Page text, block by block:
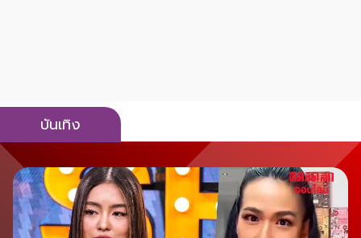
บันเทิง